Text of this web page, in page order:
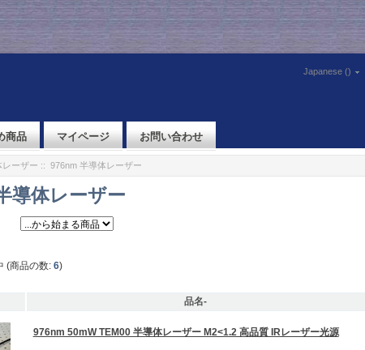
Japanese ()
商品 マイページ お問い合わせ
レーザー :: 976nm 半導体レーザー
導体レーザー
(商品の数: 6)
品名-
976nm 50mW TEM00 半導体レーザー M2<1.2 高品質 IRレーザー光源